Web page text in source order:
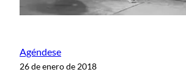
Agéndese
26 de enero de 2018